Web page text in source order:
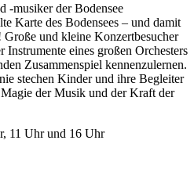
-musiker der Bodensee
Karte des Bodensees – und damit
Große und kleine Konzertbesucher
Instrumente eines großen Orchesters
Zusammenspiel kennenzulernen.
stechen Kinder und ihre Begleiter
der Musik und der Kraft der
11 Uhr und 16 Uhr